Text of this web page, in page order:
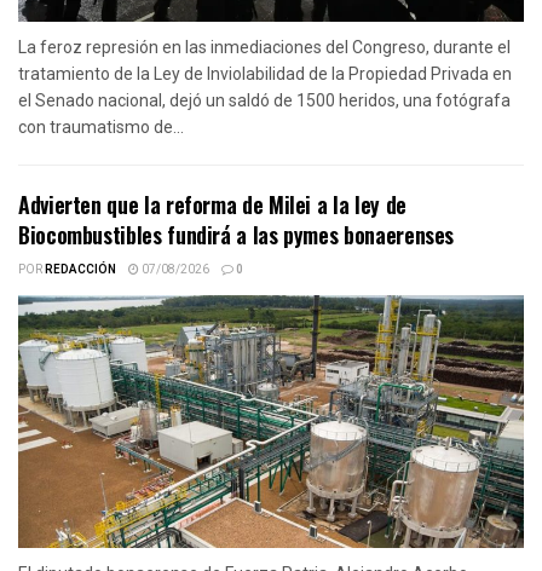
La feroz represión en las inmediaciones del Congreso, durante el
tratamiento de la Ley de Inviolabilidad de la Propiedad Privada en
el Senado nacional, dejó un saldó de 1500 heridos, una fotógrafa
con traumatismo de...
Advierten que la reforma de Milei a la ley de
Biocombustibles fundirá a las pymes bonaerenses
PORREDACCIÓN 07/08/2026 0